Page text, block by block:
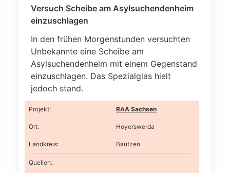
Versuch Scheibe am Asylsuchendenheim
einzuschlagen
In den frühen Morgenstunden versuchten
Unbekannte eine Scheibe am
Asylsuchendenheim mit einem Gegenstand
einzuschlagen. Das Spezialglas hielt
jedoch stand.
Projekt: RAA Sachsen
Ort: Hoyerswerda
Landkreis: Bautzen
Quellen: